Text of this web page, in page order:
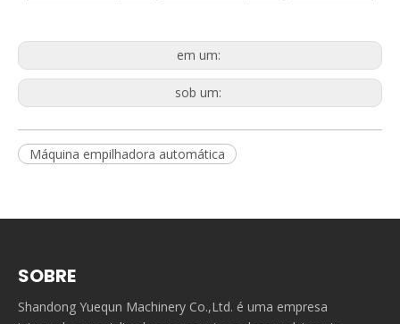
em um:
sob um:
Máquina empilhadora automática
SOBRE
Shandong Yuequn Machinery Co.,Ltd. é uma empresa